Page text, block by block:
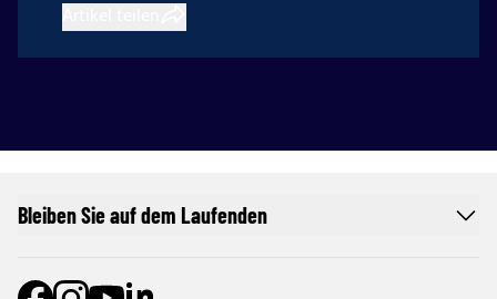
Bleiben Sie auf dem Laufenden